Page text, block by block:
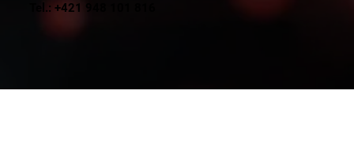
Tel.: +421 948 101 816